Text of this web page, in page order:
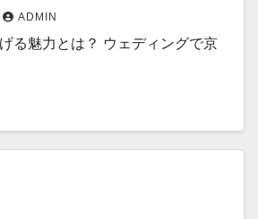
ADMIN
る魅力とは？ ウェディングで京